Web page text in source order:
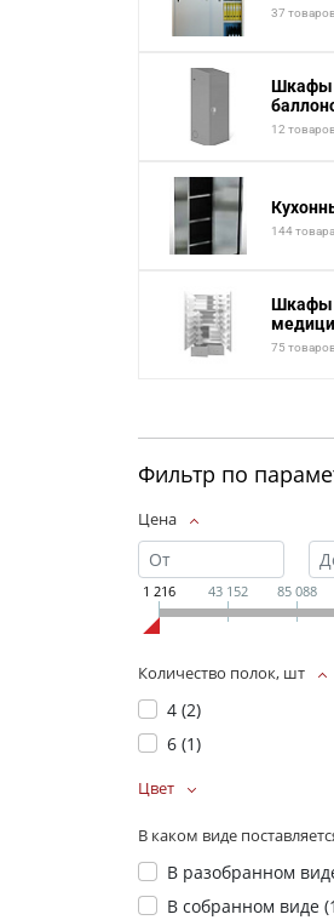
37
Шкафы
12
144
Шкафы
75
Фильтр по
Цена
1 216 43 152 85 088
Количество полок, шт
4 (2)
6 (1)
Цвет
В каком виде
В разобранном
В собранном виде (1